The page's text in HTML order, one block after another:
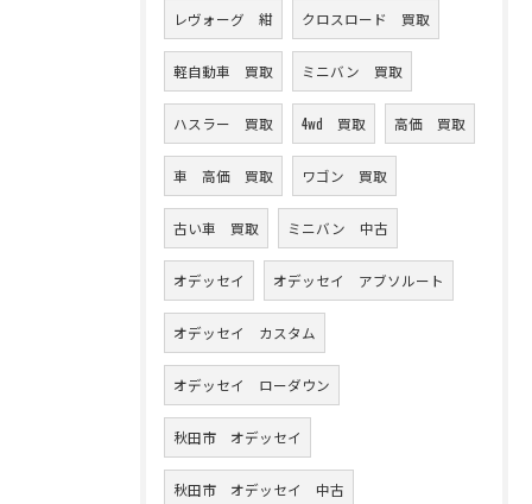
レヴォーグ 紺 クロスロード 買取
軽自動車 買取 ミニバン 買取
ハスラー 買取 4wd 買取 高価 買取
車 高価 買取 ワゴン 買取
古い車 買取 ミニバン 中古
オデッセイ オデッセイ アブソルート
オデッセイ カスタム
オデッセイ ローダウン
秋田市 オデッセイ
秋田市 オデッセイ 中古